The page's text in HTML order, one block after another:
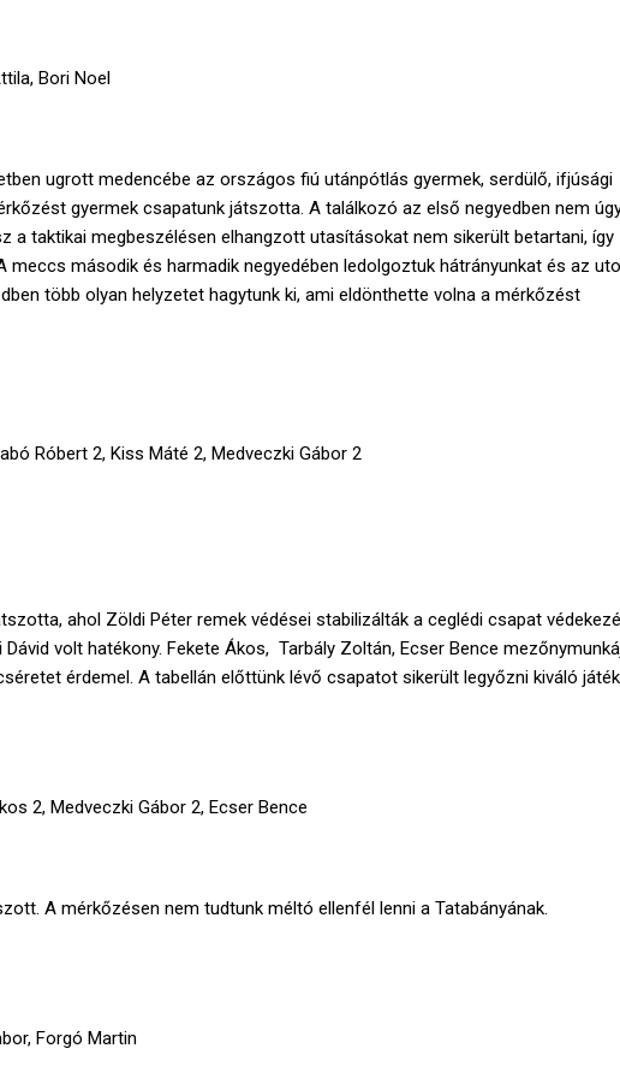
Bori Noel
ugrott medencébe az országos fiú utánpótlás gyermek, serdülő, ifjúsági
gyermek csapatunk játszotta. A találkozó az első negyedben nem
a taktikai megbeszélésen elhangzott utasításokat nem sikerült betartani, így
második és harmadik negyedében ledolgoztuk hátrányunkat és az
több olyan helyzetet hagytunk ki, ami eldönthette volna a mérkőzést
Róbert 2, Kiss Máté 2, Medveczki Gábor 2
ahol Zöldi Péter remek védései stabilizálták a ceglédi csapat
volt hatékony. Fekete Ákos, Tarbály Zoltán, Ecser Bence
érdemel. A tabellán előttünk lévő csapatot sikerült legyőzni kiváló
2, Medveczki Gábor 2, Ecser Bence
A mérkőzésen nem tudtunk méltó ellenfél lenni a Tatabányának.
Forgó Martin